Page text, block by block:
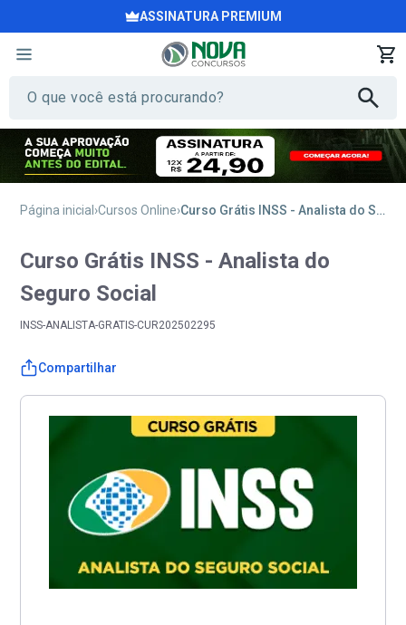
ASSINATURA PREMIUM
Página inicial Cursos Online Curso Grátis INSS - Analista do Seguro Social
Curso Grátis INSS - Analista do
Seguro Social
INSS-ANALISTA-GRATIS-CUR202502295
Compartilhar